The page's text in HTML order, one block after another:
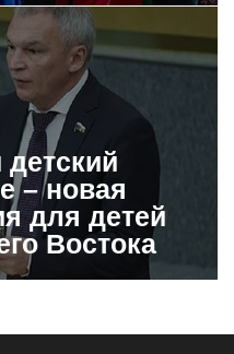
– новая
для детей
Востока